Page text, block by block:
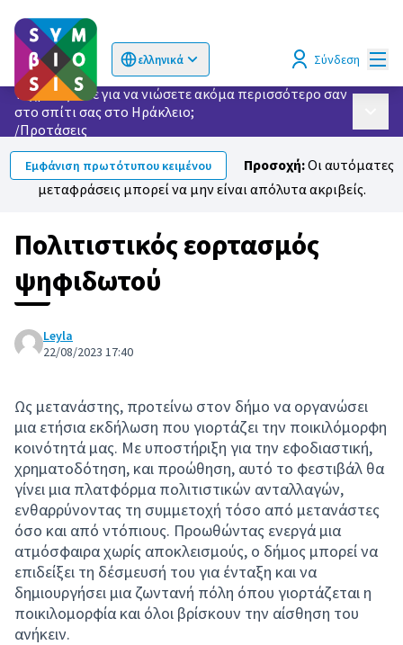
ελληνικά
Choose language Επιλογή γλώσσας Σύνδεση
Τι χρειάζεστε για να νιώσετε ακόμα περισσότερο σαν
στο σπίτι σας στο Ηράκλειο;
/Προτάσεις
Εμφάνιση πρωτότυπου κειμένου Προσοχή:Οι αυτόματες
μεταφράσεις μπορεί να μην είναι απόλυτα ακριβείς.
Πολιτιστικός εορτασμός
ψηφιδωτού
Leyla
22/08/2023 17:40
Ως μετανάστης, προτείνω στον δήμο να οργανώσει
μια ετήσια εκδήλωση που γιορτάζει την ποικιλόμορφη
κοινότητά μας. Με υποστήριξη για την εφοδιαστική,
χρηματοδότηση, και προώθηση, αυτό το φεστιβάλ θα
γίνει μια πλατφόρμα πολιτιστικών ανταλλαγών,
ενθαρρύνοντας τη συμμετοχή τόσο από μετανάστες
όσο και από ντόπιους. Προωθώντας ενεργά μια
ατμόσφαιρα χωρίς αποκλεισμούς, ο δήμος μπορεί να
επιδείξει τη δέσμευσή του για ένταξη και να
δημιουργήσει μια ζωντανή πόλη όπου γιορτάζεται η
ποικιλομορφία και όλοι βρίσκουν την αίσθηση του
ανήκειν.